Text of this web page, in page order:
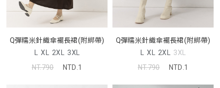
Q彈糯米針織傘襬長裙(附綁帶)
L XL 2XL 3XL
NT.790
NTD.1
Q彈糯米針織傘襬長裙(附綁帶)
L XL 2XL 3XL
NT.790
NTD.1